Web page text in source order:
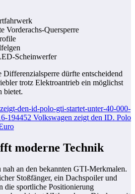
Vorderachs-Quersperre
Scheinwerfer
dürfte entscheidend
trotz Elektroantrieb ein möglichst
bietet.
moderne Technik
an den bekannten GTI-Merkmalen.
Stoßfänger, ein Dachspoiler und
die sportliche Positionierung